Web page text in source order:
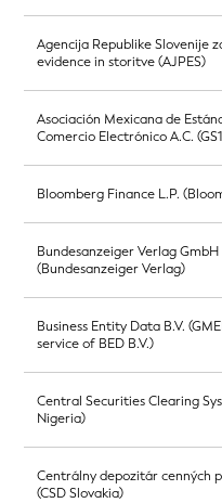
Agencija Republike Slovenije
evidence in storitve (AJPES)
Asociación Mexicana de
Comercio Electrónico A.C.
Bloomberg Finance L.P.
Bundesanzeiger Verlag GmbH
(Bundesanzeiger Verlag)
Business Entity Data B.V.
service of BED B.V.)
Central Securities Clearing
Nigeria)
Centrálny depozitár cenných
(CSD Slovakia)